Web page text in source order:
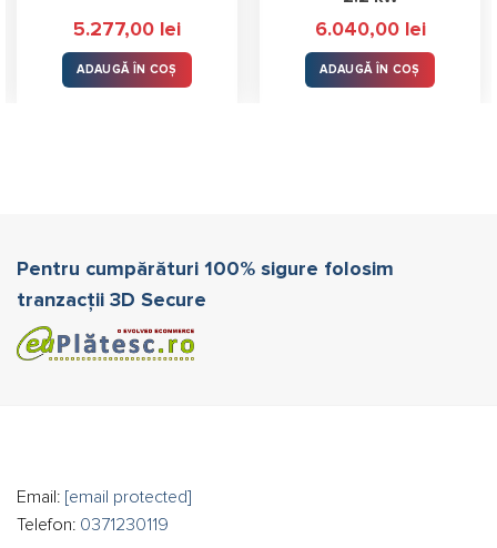
5.277,00 lei
ADAUGĂ ÎN COȘ
6.040,00 lei
ADAUGĂ ÎN COȘ
Pentru cumpărături 100% sigure folosim
tranzacții 3D Secure
Email: [email protected]
Telefon: 0371230119